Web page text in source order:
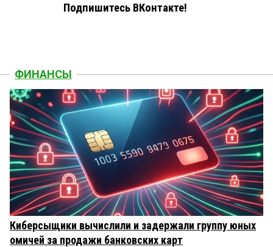
Подпишитесь ВКонтакте!
ФИНАНСЫ
Киберсыщики вычислили и задержали группу юных
омичей за продажи банковских карт